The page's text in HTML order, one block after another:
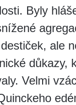
Byly
ale
důkazy,
Velmi